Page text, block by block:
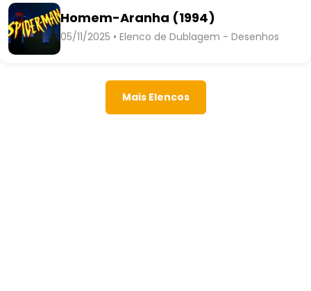
Homem-Aranha (1994)
05/11/2025 • Elenco de Dublagem - Desenhos
Mais Elencos